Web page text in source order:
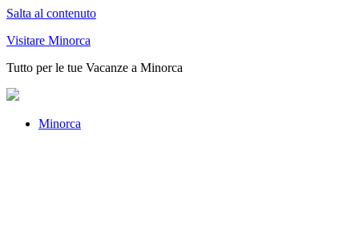
Salta al contenuto
Visitare Minorca
Tutto per le tue Vacanze a Minorca
Minorca